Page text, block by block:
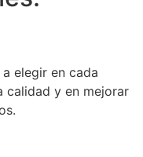
elegir en cada
calidad y en mejorar